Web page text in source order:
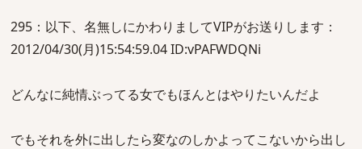
295：以下、名無しにかわりましてVIPがお送りします：
2012/04/30(月)15:54:59.04 ID:vPAFWDQNi
どんなに純情ぶってる女でもほんとはやりたいんだよ
でもそれを外に出したら変なのしかよってこないから出し